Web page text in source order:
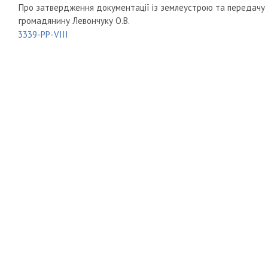
Про затвердження документації із землеустрою та передачу
громадянину Левончуку О.В.
3339-РР-VIII